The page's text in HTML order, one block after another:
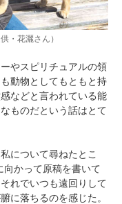
・花灑さん）
やスピリチュアルの領
動物としてもともと持
などと言われている能
ものだという話はとて
について尋ねたとこ
向かって原稿を書いて
れでいつも遠回りして
に落ちるのを感じた。